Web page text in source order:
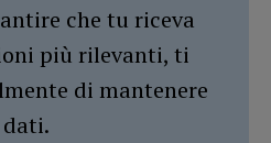
che tu riceva
più rilevanti, ti
di mantenere